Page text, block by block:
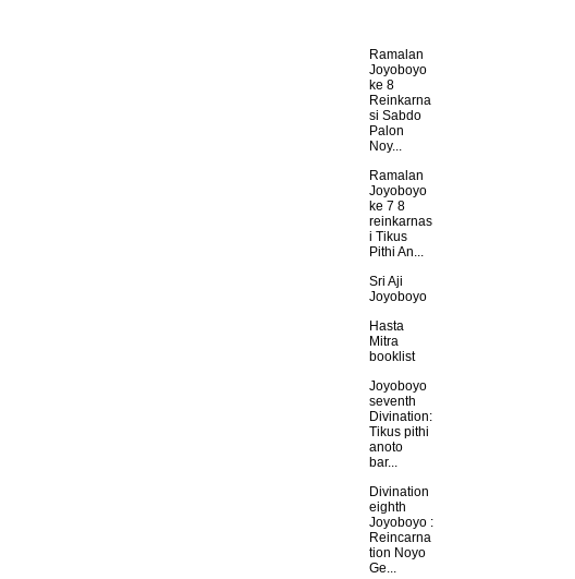
Ramalan
Joyoboyo
ke 8
Reinkarna
si Sabdo
Palon
Noy...
Ramalan
Joyoboyo
ke 7 8
reinkarnas
i Tikus
Pithi An...
Sri Aji
Joyoboyo
Hasta
Mitra
booklist
Joyoboyo
seventh
Divination:
Tikus pithi
anoto
bar...
Divination
eighth
Joyoboyo :
Reincarna
tion Noyo
Ge...